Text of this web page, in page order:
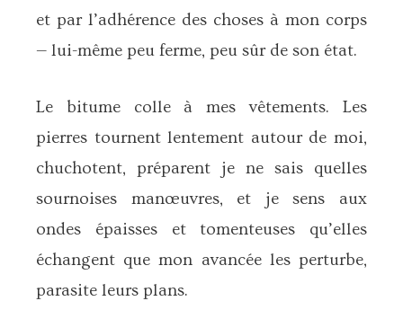
et par l’adhérence des choses à mon corps
— lui-même peu ferme, peu sûr de son état.
Le bitume colle à mes vêtements. Les
pierres tournent lentement autour de moi,
chuchotent, préparent je ne sais quelles
sournoises manœuvres, et je sens aux
ondes épaisses et tomenteuses qu’elles
échangent que mon avancée les perturbe,
parasite leurs plans.